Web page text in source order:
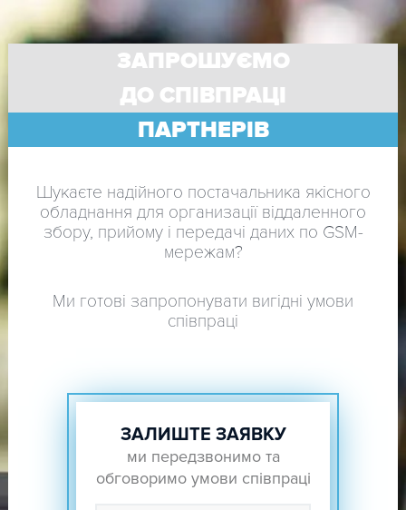
ЗАПРОШУЄМО
ДО СПІВПРАЦІ
ПАРТНЕРІВ
Шукаєте надійного постачальника якісного
обладнання для организації віддаленного
збору, прийому і передачі даних по GSM-
мережам?
Ми готові запропонувати вигідні умови
співпраці
ЗАЛИШТЕ ЗАЯВКУ
ми передзвонимо та
обговоримо умови співпраці